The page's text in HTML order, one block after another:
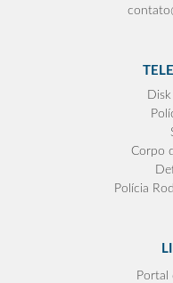
Corpo
Polícia
Portal